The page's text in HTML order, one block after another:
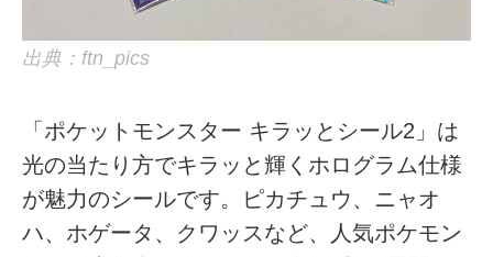
出典：ftn_pics
「ポケットモンスター キラッとシール2」は
光の当たり方でキラッと輝くホログラム仕様
が魅力のシールです。ピカチュウ、ニャオ
ハ、ホゲータ、クワッスなど、人気ポケモン